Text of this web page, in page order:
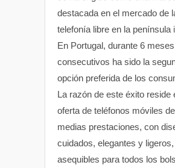
destacada en el mercado de
telefonía libre en la península
En Portugal, durante 6 meses
consecutivos ha sido la
opción preferida de los
La razón de este éxito reside
oferta de teléfonos móviles
medias prestaciones, con
cuidados, elegantes y
asequibles para todos los